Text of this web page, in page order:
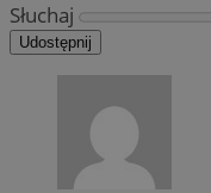
Słuchaj
Udostępnij